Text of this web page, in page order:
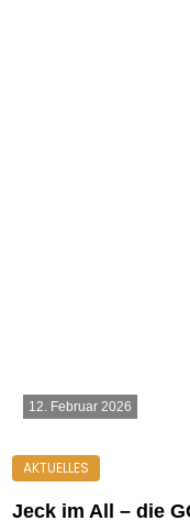
12. Februar 2026
Jeck im All – die